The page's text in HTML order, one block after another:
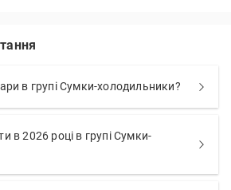
в групі Сумки-холодильники?
в 2026 році в групі Сумки-